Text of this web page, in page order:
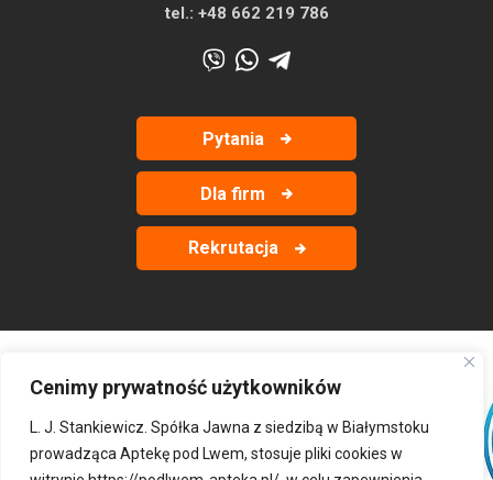
Cenimy prywatność użytkowników
L. J. Stankiewicz. Spółka Jawna z siedzibą w Białymstoku
prowadząca Aptekę pod Lwem, stosuje pliki cookies w
tel.: +48 662 219 786
Pytania
Dla firm
Rekrutacja
‹